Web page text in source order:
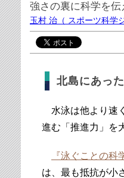
強さの裏に科学を
玉村 治 （ スポーツ科学
北島にあっ
水泳は他より速
進む「推進力」を
『泳ぐことの科
は、最も抵抗が小